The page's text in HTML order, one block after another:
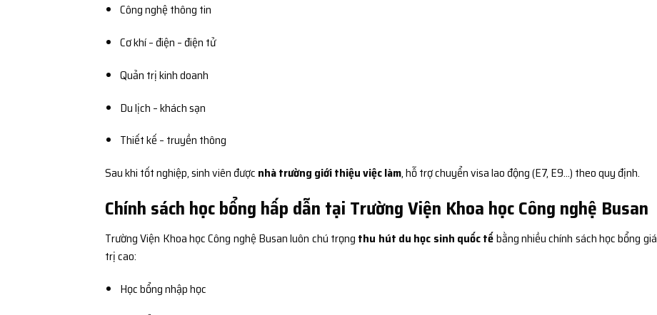
Công nghệ thông tin
Cơ khí – điện – điện tử
Quản trị kinh doanh
Du lịch – khách sạn
Thiết kế – truyền thông
Sau khi tốt nghiệp, sinh viên được nhà trường giới thiệu việc làm, hỗ trợ chuyển visa lao động (E7, E9…) theo quy định.
Chính sách học bổng hấp dẫn tại Trường Viện Khoa học Công nghệ Busan
Trường Viện Khoa học Công nghệ Busan luôn chú trọng thu hút du học sinh quốc tếbằng nhiều chính sách học bổng giá
trị cao:
Học bổng nhập học